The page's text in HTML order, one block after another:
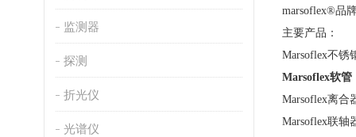
监测器
探测
折光仪
光谱仪
marsoflex®品
主要产品：
Marsoflex不锈
Marsoflex软管
Marsoflex离合
Marsoflex联轴